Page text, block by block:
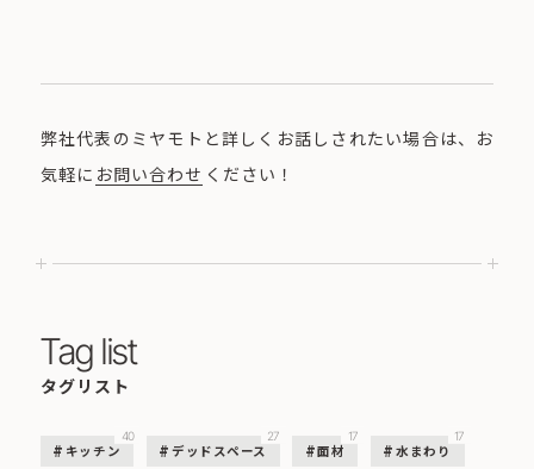
弊社代表のミヤモトと詳しくお話しされたい場合は、お
気軽に お問い合わせ ください！
Tag list
タグリスト
キッチン
40
デッドスペース
27
面材
17
水まわり
17